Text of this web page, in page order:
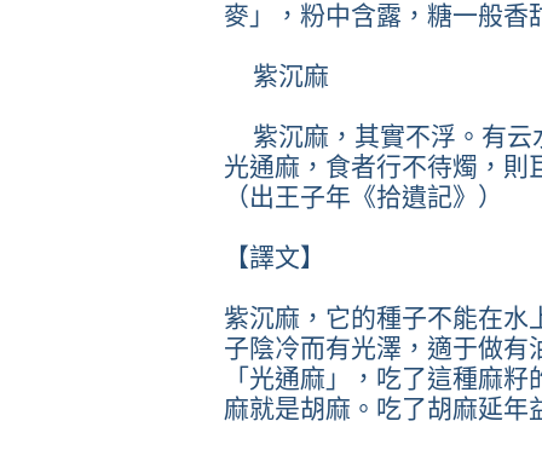
麥」，粉中含露，糖一般香
紫沉麻
紫沉麻，其實不浮。有云
光通麻，食者行不待燭，則
（出王子年《拾遺記》）
【譯文】
紫沉麻，它的種子不能在水
子陰冷而有光澤，適于做有
「光通麻」，吃了這種麻
麻就是胡麻。吃了胡麻延年